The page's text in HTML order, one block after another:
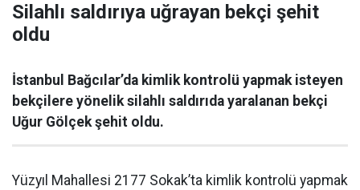
Silahlı saldırıya uğrayan bekçi şehit
oldu
İstanbul Bağcılar’da kimlik kontrolü yapmak isteyen
bekçilere yönelik silahlı saldırıda yaralanan bekçi
Uğur Gölçek şehit oldu.
Yüzyıl Mahallesi 2177 Sokak’ta kimlik kontrolü yapmak